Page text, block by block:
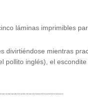
láminas imprimibles
divirtiéndose mientras
pollito inglés), el